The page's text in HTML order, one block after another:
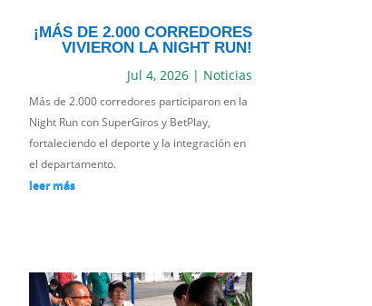
¡MÁS DE 2.000 CORREDORES
VIVIERON LA NIGHT RUN!
Jul 4, 2026| Noticias
Más de 2.000 corredores participaron en la
Night Run con SuperGiros y BetPlay,
fortaleciendo el deporte y la integración en
el departamento.
leer más